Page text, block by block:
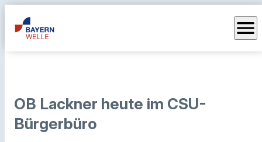
menu
OB Lackner heute im CSU-
Bürgerbüro